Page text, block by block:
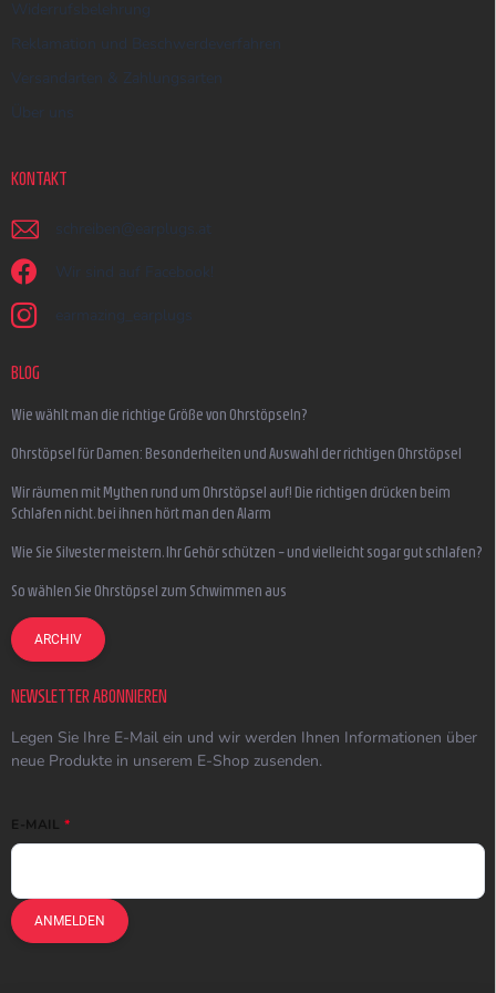
Widerrufsbelehrung
Reklamation und Beschwerdeverfahren
Versandarten & Zahlungsarten
Über uns
KONTAKT
schreiben @ earplugs.at
Wir sind auf Facebook!
earmazing_earplugs
BLOG
Wie wählt man die richtige Größe von Ohrstöpseln?
Ohrstöpsel für Damen: Besonderheiten und Auswahl der richtigen Ohrstöpsel
Wir räumen mit Mythen rund um Ohrstöpsel auf! Die richtigen drücken beim
Schlafen nicht, bei ihnen hört man den Alarm
Wie Sie Silvester meistern, Ihr Gehör schützen – und vielleicht sogar gut schlafen?
So wählen Sie Ohrstöpsel zum Schwimmen aus
ARCHIV
NEWSLETTER ABONNIEREN
Legen Sie Ihre E-Mail ein und wir werden Ihnen Informationen über
neue Produkte in unserem E-Shop zusenden.
E-MAIL
ANMELDEN